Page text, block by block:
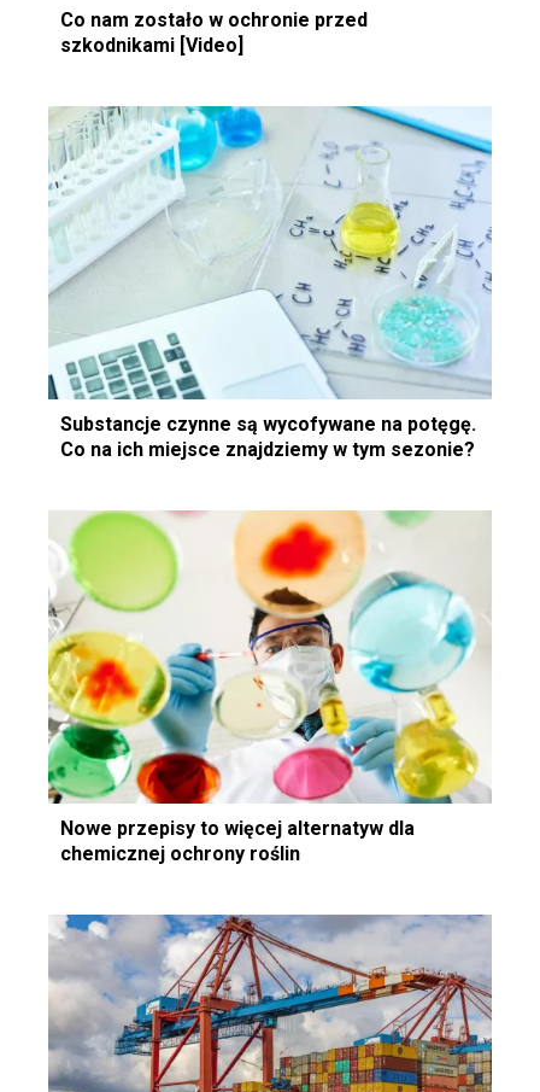
Co nam zostało w ochronie przed
szkodnikami [Video]
Substancje czynne są wycofywane na potęgę.
Co na ich miejsce znajdziemy w tym sezonie?
Nowe przepisy to więcej alternatyw dla
chemicznej ochrony roślin